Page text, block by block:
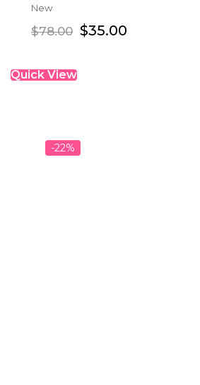
New
$78.00 $35.00
Quick View
-22%